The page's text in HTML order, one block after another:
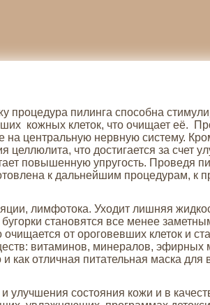
пилинга способна
кожных клеток, что очищает её.
центральную нервную систему.
что достигается за счет
повышенную упругость. Проведя
к дальнейшим процедурам, к
лимфотока. Уходит лишняя
становятся все менее
от ороговевших клеток и
витаминов, минералов, эфирных
как отличная питательная маска для
состояния кожи и в